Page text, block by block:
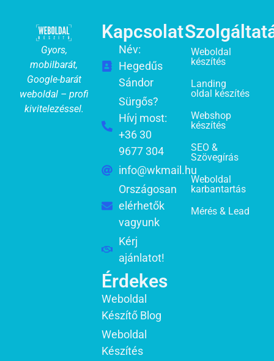
Gyors,
mobilbarát,
Google-barát
weboldal – profi
kivitelezéssel.
Kapcsolat
Név:
Hegedűs
Sándor
Sürgős?
Hívj most:
+36 30
9677 304
info@wkmail.hu
Országosan
elérhetők
vagyunk
Kérj
ajánlatot!
Érdekes
Weboldal
Készítő Blog
Weboldal
Készítés
Weboldal
készítés
Landing
oldal készítés
Webshop
készítés
SEO &
Szövegírás
Weboldal
karbantartás
Mérés & Lead